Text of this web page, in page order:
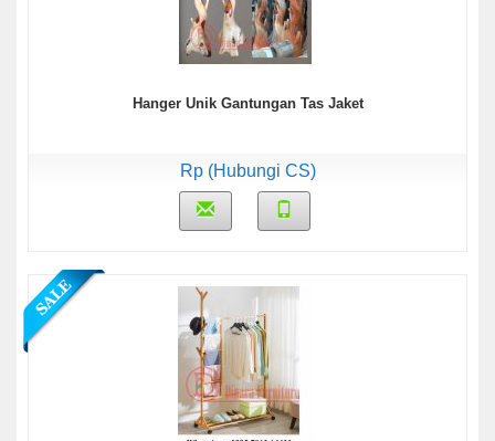
Hanger Unik Gantungan Tas Jaket
Rp (Hubungi CS)